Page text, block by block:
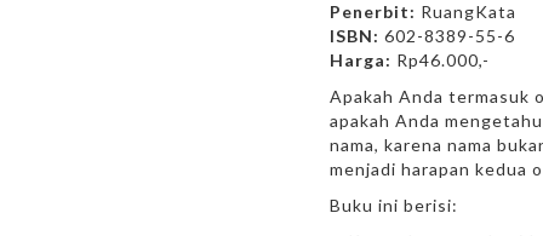
Penerbit: RuangKata
ISBN: 602-8389-55-6
Harga: Rp46.000,-
Apakah Anda termasuk
apakah Anda
nama, karena nama
menjadi harapan kedua
Buku ini berisi: